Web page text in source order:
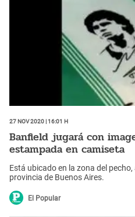
27 Nov 2020 | 16:01 h
Banfield jugará con
estampada en camiseta
Está ubicado en la zona del
provincia de Buenos Aires.
El Popular